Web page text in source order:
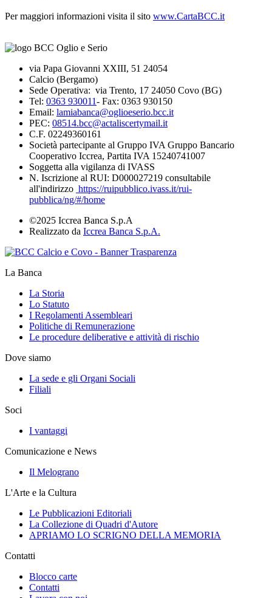
Per maggiori informazioni visita il sito www.CartaBCC.it
via Papa Giovanni XXIII, 51 24054
Calcio (Bergamo)
Sede Operativa: via Trento, 17 24050 Covo (BG)
Tel: 0363 930011- Fax: 0363 930150
Email: lamiabanca@oglioeserio.bcc.it
PEC: 08514.bcc@actaliscertymail.it
C.F. 02249360161
Società partecipante al Gruppo IVA Gruppo Bancario
Cooperativo Iccrea, Partita IVA 15240741007
Soggetta alla vigilanza di IVASS
N. Iscrizione al RUI: D000027219 consultabile
all'indirizzo https://ruipubblico.ivass.it/rui-
pubblica/ng/#/home
©2025 Iccrea Banca S.p.A
Realizzato da Iccrea Banca S.p.A.
La Banca
La Storia
Lo Statuto
I Regolamenti Assembleari
Politiche di Remunerazione
Le procedure deliberative e attività di rischio
Dove siamo
La sede e gli Organi Sociali
Filiali
Soci
I vantaggi
Comunicazione e News
Il Melograno
L'Arte e la Cultura
Le Pubblicazioni Editoriali
La Collezione di Quadri d'Autore
APRIAMO LO SCRIGNO DELLA MEMORIA
Contatti
Blocco carte
Contatti